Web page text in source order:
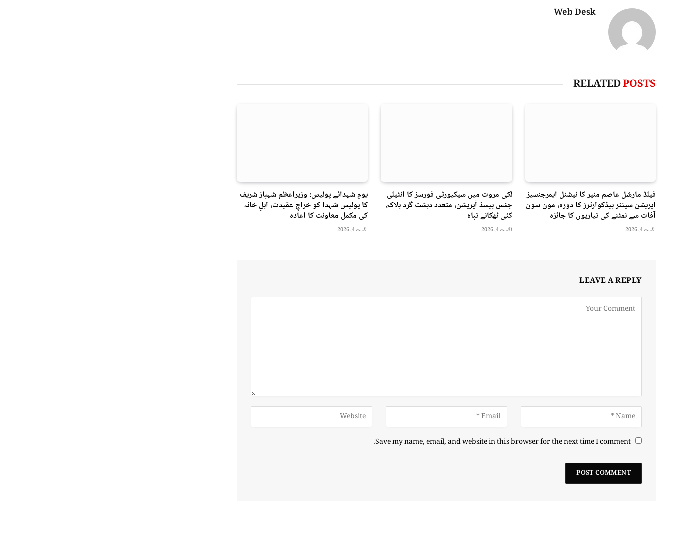
Web Desk
RELATEDPOSTS
فیلڈ مارشل عاصم منیر کا نیشنل ایمرجنسیز
آپریشن سینٹر ہیڈکوارٹرز کا دورہ، مون سون
آفات سے نمٹنے کی تیاریوں کا جائزہ
اگست 4, 2026
لکی مروت میں سیکیورٹی فورسز کا انٹیلی
جنس بیسڈ آپریشن، متعدد دہشت گرد ہلاک،
کئی ٹھکانے تباہ
اگست 4, 2026
یومِ شہدائے پولیس: وزیراعظم شہباز شریف
کا پولیس شہدا کو خراجِ عقیدت، اہلِ خانہ
کی مکمل معاونت کا اعادہ
اگست 4, 2026
LEAVE A REPLY
Save my name, email, and website in this browser for the next time I comment.